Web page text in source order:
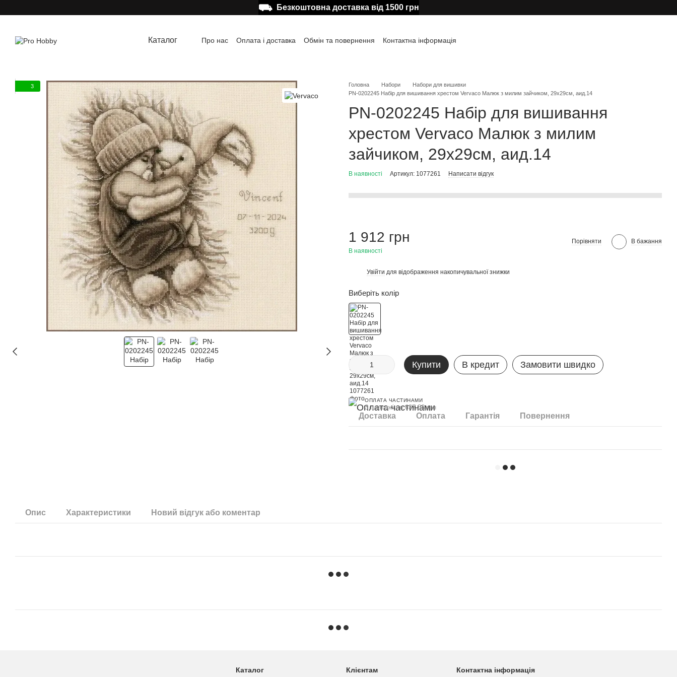
⛟ Безкоштовна доставка від 1500 грн
Каталог Про нас Оплата і доставка Обмін та повернення
Контактна інформація
3 Головна Набори
Набори для вишивки
PN-0202245 Набір для вишивання хрестом Vervaco Малюк з милим зайчиком, 29х29см, аид.14
PN-0202245 Набір для вишивання
хрестом Vervaco Малюк з милим
зайчиком, 29х29см, аид.14
В наявності Артикул: 1077261 Написати відгук
1 912 грн
В наявності
Порівняти В бажання
Увійти для відображення накопичувальної знижки
Виберіть колір
Купити В кредит Замовити швидко
ОПЛАТА ЧАСТИНАМИ
3 платежі по 637.33 грн
Доставка Оплата Гарантія Повернення
Опис Характеристики Новий відгук або коментар
Каталог Клієнтам Контактна інформація